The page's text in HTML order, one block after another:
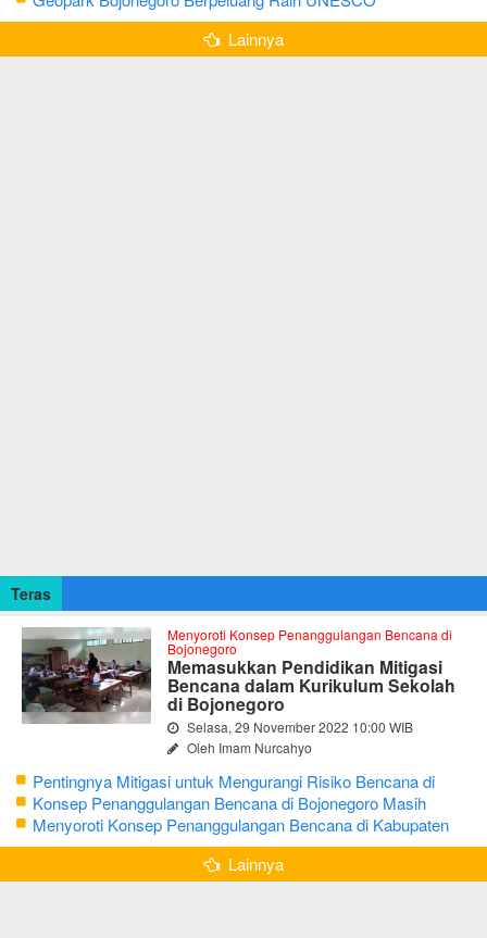
Global Geopark
Lainnya
Teras
Menyoroti Konsep Penanggulangan Bencana di
Bojonegoro
Memasukkan Pendidikan Mitigasi
Bencana dalam Kurikulum Sekolah
di Bojonegoro
Selasa, 29 November 2022 10:00 WIB
Oleh Imam Nurcahyo
Pentingnya Mitigasi untuk Mengurangi Risiko Bencana di
Bojonegoro
Konsep Penanggulangan Bencana di Bojonegoro Masih
Mengutamakan Tanggap Darurat
Menyoroti Konsep Penanggulangan Bencana di Kabupaten
Bojonegoro
Lainnya